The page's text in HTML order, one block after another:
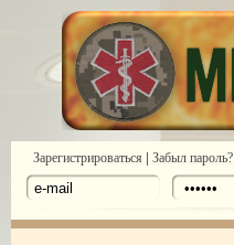
Зарегистрироваться | Забыл пароль?